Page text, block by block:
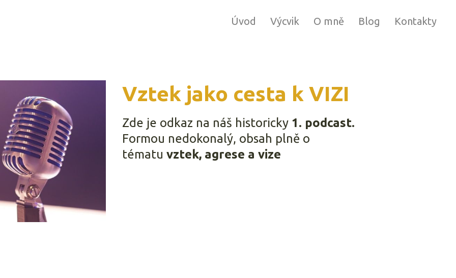
Úvod Výcvik O mně Blog Kontakty
Vztek jako cesta k VIZI
Zde je odkaz na náš historicky 1. podcast.
Formou nedokonalý, obsah plně o
tématu vztek, agrese a vize